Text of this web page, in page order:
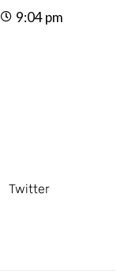
9:04 pm
Twitter